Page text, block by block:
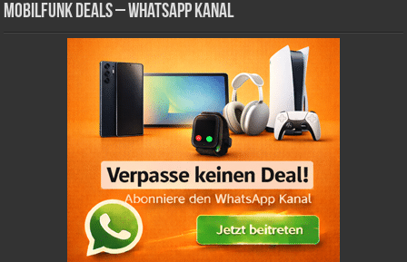
Mobilfunk Deals – WhatsApp Kanal